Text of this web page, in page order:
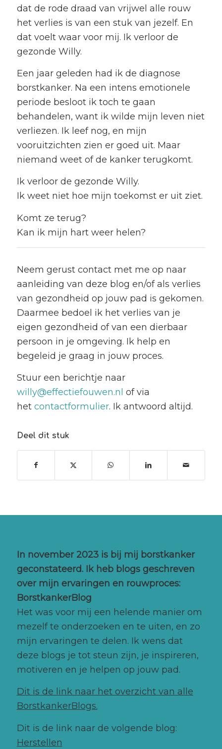
dat de rode draad van vrijwel alle rouw
het verlies is van een stuk van jezelf. En
dat voelt waar voor mij. Ik verloor de
gezonde Willy.
Een jaar geleden had ik de diagnose
borstkanker. Na een intens emotionele
periode besloot ik toch te gaan
behandelen, want ik wilde mijn leven niet
verliezen. Ik leef nog, en mijn
vooruitzichten zien er goed uit. Maar
niemand weet of de kanker terugkomt.
Ik verloor de gezonde Willy.
Ik weet niet hoe mijn toekomst er uit ziet.
Komt ze terug?
Kan ik mijn hart weer helen?
Neem gerust contact met me op naar
aanleiding van deze blog en/of als verlies
van gezondheid op jouw pad is gekomen.
Daarmee bedoel ik het verlies van je
eigen gezondheid of van een dierbaar
persoon in je omgeving. Ik help en
begeleid je graag in jouw proces.
Stuur een berichtje naar
willy@effectiefouwen.nl of via
het contactformulier. Ik antwoord altijd.
Deel dit stuk
In november 2023 is bij mij borstkanker
geconstateerd. Ik heb blogs geschreven
over mijn ervaringen en rouwproces:
BorstkankerBlog
Het was voor mij een helende manier om
mezelf te onderzoeken en te uiten, en zo
mijn ervaringen te delen. Ik wens dat
deze blogs je tot steun zijn, je inspireren,
motiveren en je helpen op jouw pad.
Dit is de link naar het overzicht van alle
BorstkankerBlogs.
Dit is de link naar de volgende blog:
Herstellen